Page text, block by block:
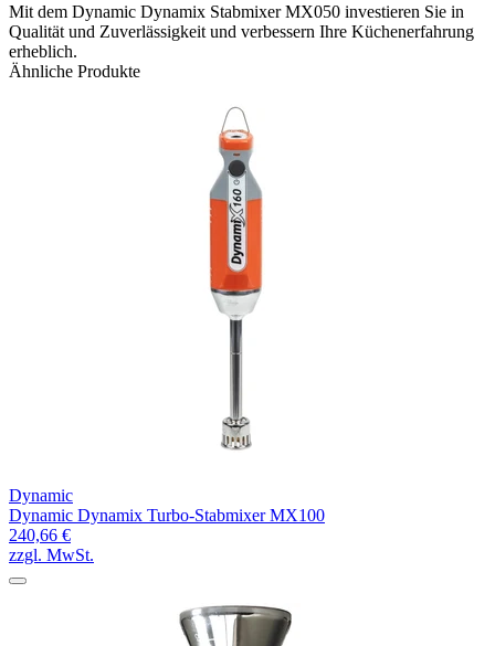
Mit dem Dynamic Dynamix Stabmixer MX050 investieren Sie in
Qualität und Zuverlässigkeit und verbessern Ihre Küchenerfahrung
erheblich.
Ähnliche Produkte
Dynamic
Dynamic Dynamix Turbo-Stabmixer MX100
240,66 €
zzgl. MwSt.